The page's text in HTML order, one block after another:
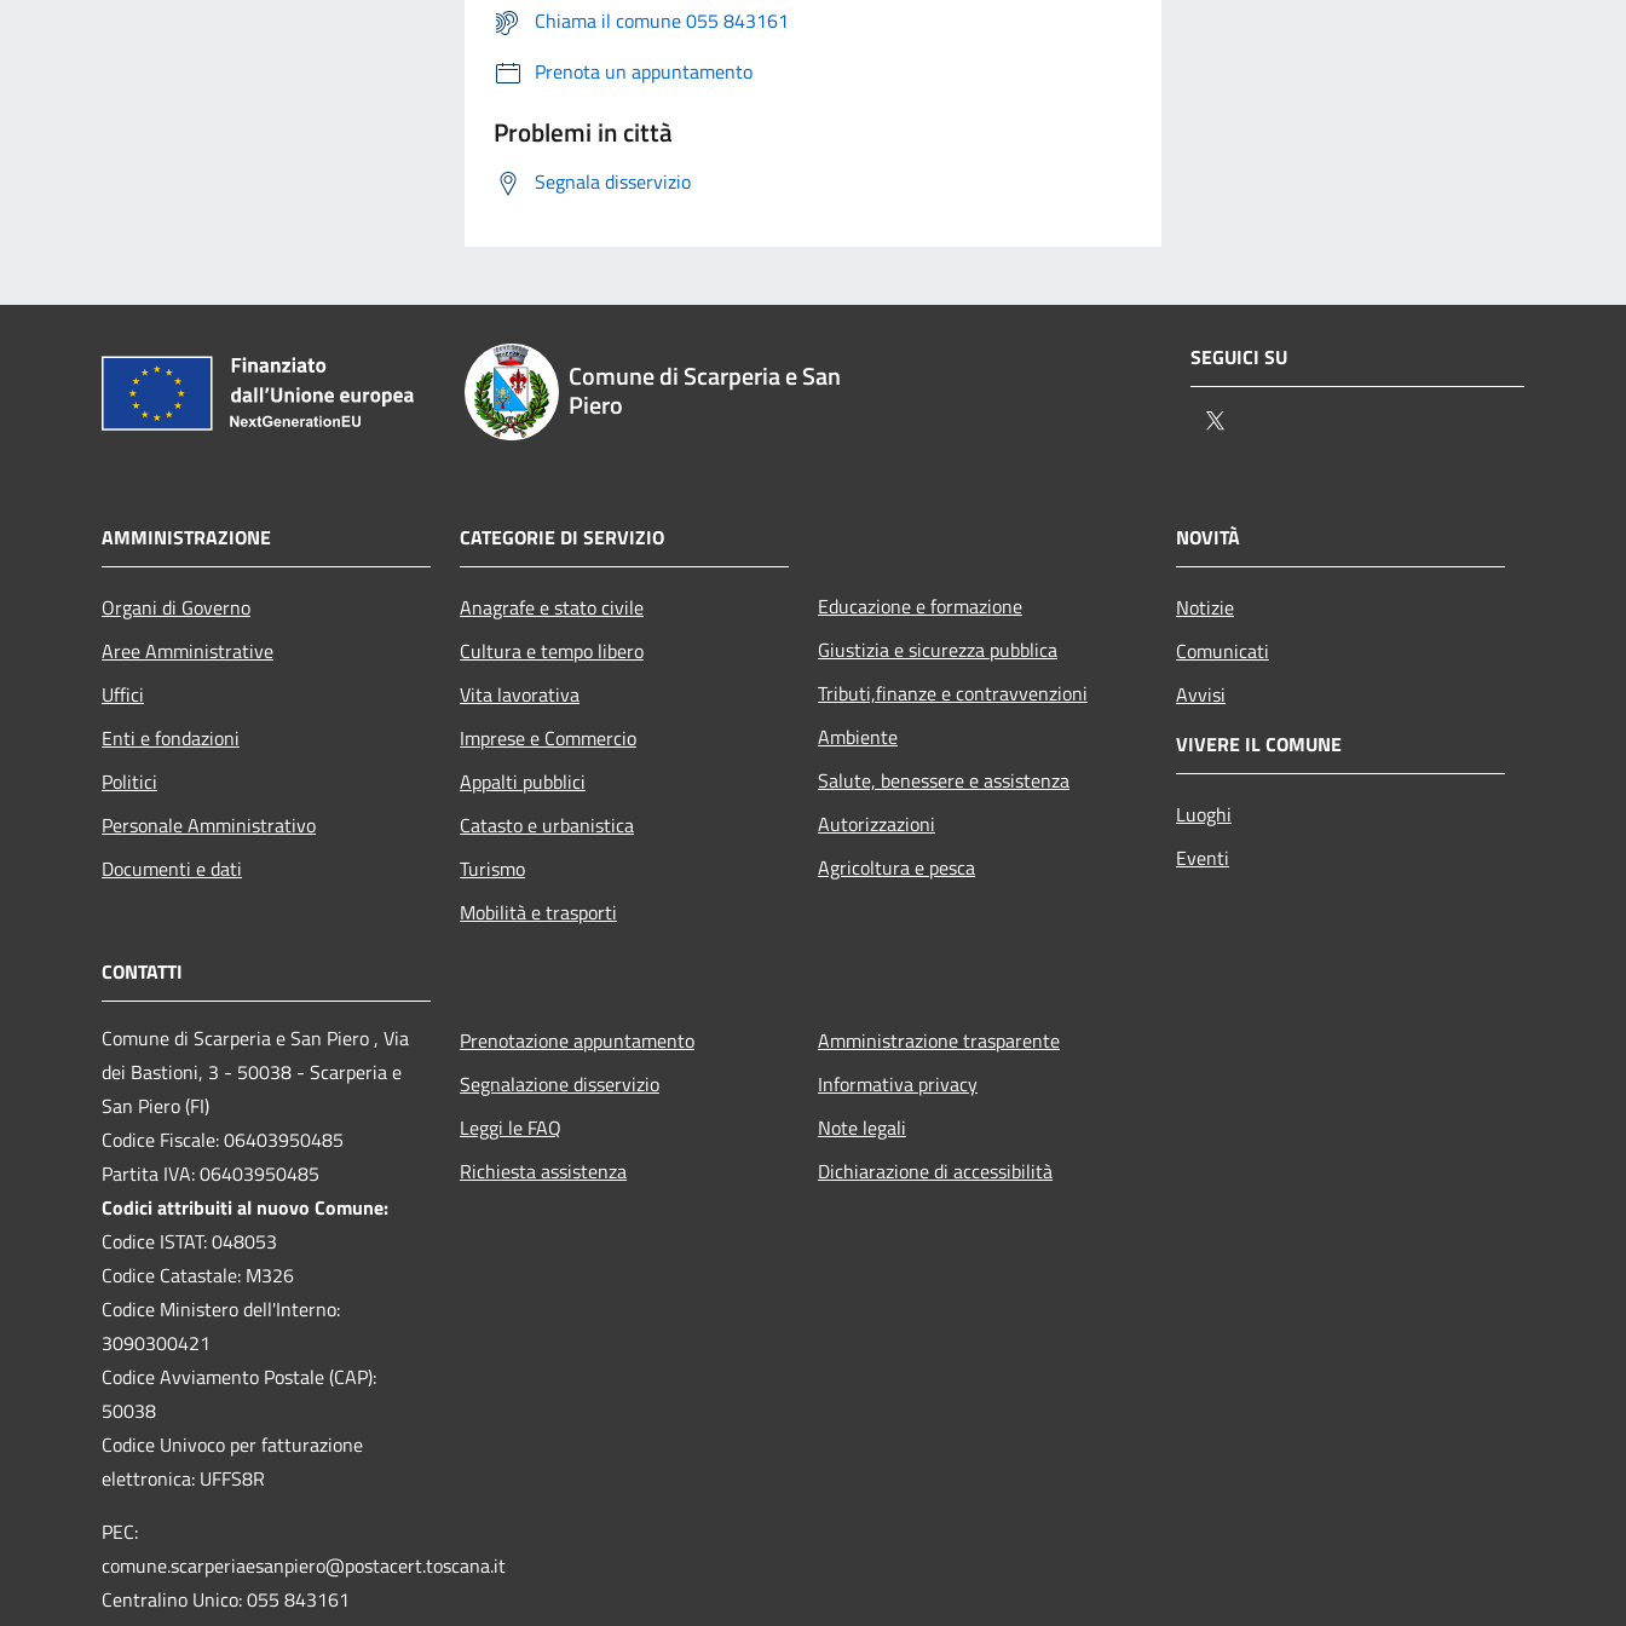
Chiama il comune 055 843161
Prenota un appuntamento
Problemi in città
Segnala disservizio
Comune di Scarperia e San
Piero
SEGUICI SU
AMMINISTRAZIONE
Organi di Governo
Aree Amministrative
Uffici
Enti e fondazioni
Politici
Personale Amministrativo
Documenti e dati
CATEGORIE DI SERVIZIO
Anagrafe e stato civile
Cultura e tempo libero
Vita lavorativa
Imprese e Commercio
Appalti pubblici
Catasto e urbanistica
Turismo
Mobilità e trasporti
Educazione e formazione
Giustizia e sicurezza pubblica
Tributi,finanze e contravvenzioni
Ambiente
Salute, benessere e assistenza
Autorizzazioni
Agricoltura e pesca
NOVITÀ
Notizie
Comunicati
Avvisi
VIVERE IL COMUNE
Luoghi
Eventi
CONTATTI
Comune di Scarperia e San Piero , Via
dei Bastioni, 3 - 50038 - Scarperia e
San Piero (FI)
Codice Fiscale: 06403950485
Partita IVA: 06403950485
Codici attribuiti al nuovo Comune:
Codice ISTAT: 048053
Codice Catastale: M326
Codice Ministero dell'Interno:
3090300421
Codice Avviamento Postale (CAP):
50038
Codice Univoco per fatturazione
elettronica: UFFS8R
PEC:
comune.scarperiaesanpiero@postacert.toscana.it
Centralino Unico: 055 843161
Prenotazione appuntamento
Segnalazione disservizio
Leggi le FAQ
Richiesta assistenza
Amministrazione trasparente
Informativa privacy
Note legali
Dichiarazione di accessibilità